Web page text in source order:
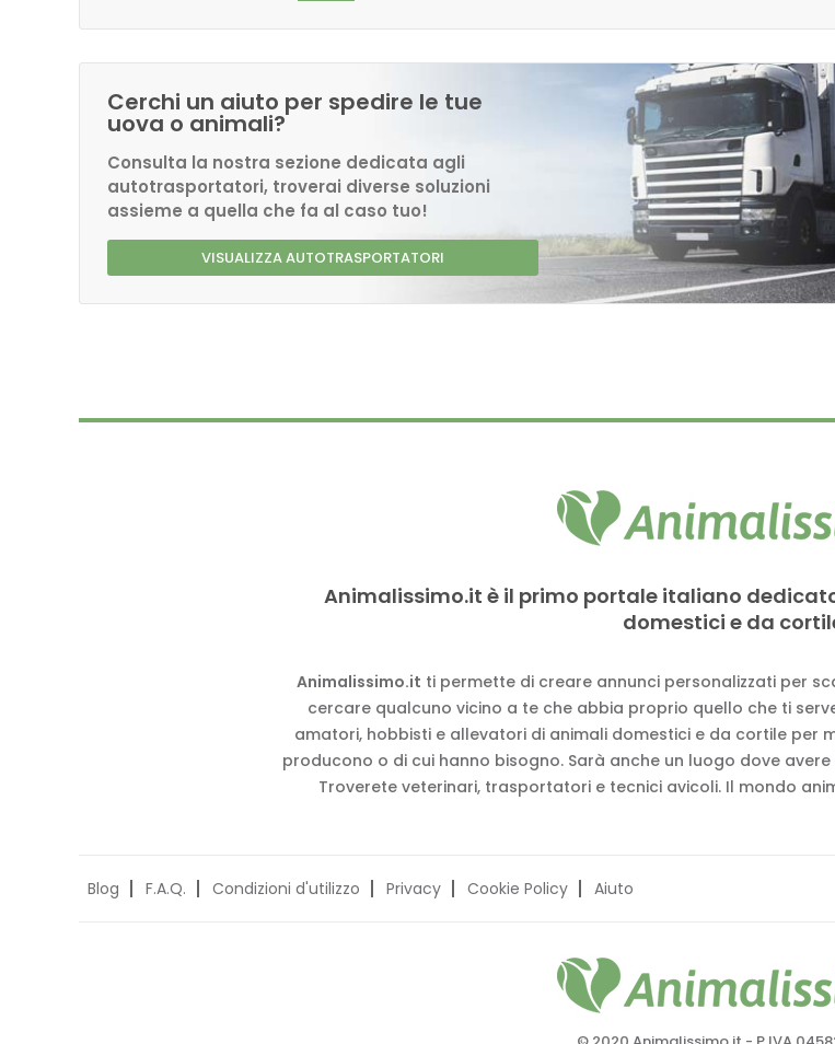
Cerchi un aiuto per spedire le tue
uova o animali?
Consulta la nostra sezione dedicata agli
autotrasportatori, troverai diverse soluzioni
assieme a quella che fa al caso tuo!
VISUALIZZA AUTOTRASPORTATORI
Animalissimo.it è il primo portale italiano
domestici e da
Animalissimo.it ti permette di creare annunci personalizzati per
cercare qualcuno vicino a te che abbia proprio quello che ti
amatori, hobbisti e allevatori di animali domestici e da cortile per
producono o di cui hanno bisogno. Sarà anche un luogo dove
Troverete veterinari, trasportatori e tecnici avicoli. Il mondo
Blog F.A.Q. Condizioni d'utilizzo Privacy Cookie Policy Aiuto